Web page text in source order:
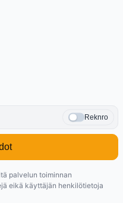
Reknro
palvelun toiminnan
eikä käyttäjän henkilötietoja